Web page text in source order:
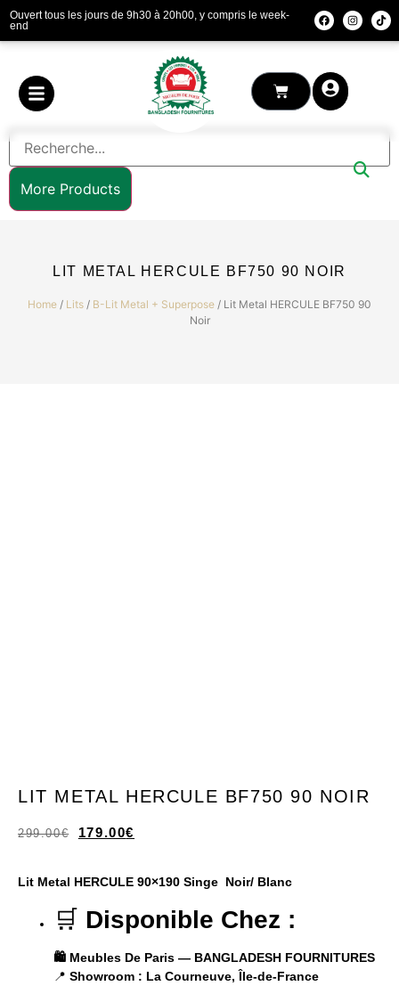
Ouvert tous les jours de 9h30 à 20h00, y compris le week-
end
More Products
LIT METAL HERCULE BF750 90 NOIR
Home / Lits / B-Lit Metal + Superpose / Lit Metal HERCULE BF750 90
Noir
LIT METAL HERCULE BF750 90 NOIR
299.00€ 179.00€
Lit Metal HERCULE 90×190 Singe Noir/ Blanc
🛒 Disponible Chez :
🛍️ Meubles De Paris — BANGLADESH FOURNITURES
📍 Showroom : La Courneuve, Île-de-France